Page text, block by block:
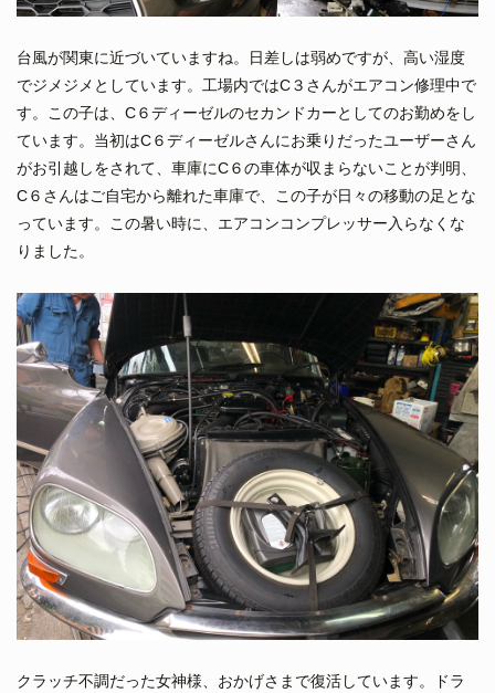
台風が関東に近づいていますね。日差しは弱めですが、高い湿度
でジメジメとしています。工場内ではC３さんがエアコン修理中で
す。この子は、C６ディーゼルのセカンドカーとしてのお勤めをし
ています。当初はC６ディーゼルさんにお乗りだったユーザーさん
がお引越しをされて、車庫にC６の車体が収まらないことが判明、
C６さんはご自宅から離れた車庫で、この子が日々の移動の足とな
っています。この暑い時に、エアコンコンプレッサー入らなくな
りました。
クラッチ不調だった女神様、おかげさまで復活しています。ドラ